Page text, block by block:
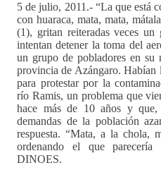
5 de julio, 2011.- “La que está
con huaraca, mata, mata,
(1), gritan reiteradas veces
intentan detener la toma del
un grupo de pobladores en su
provincia de Azángaro. Habían
para protestar por la
río Ramis, un problema que
hace más de 10 años y que,
demandas de la población
respuesta. “Mata, a la chola,
ordenando el que
DINOES.